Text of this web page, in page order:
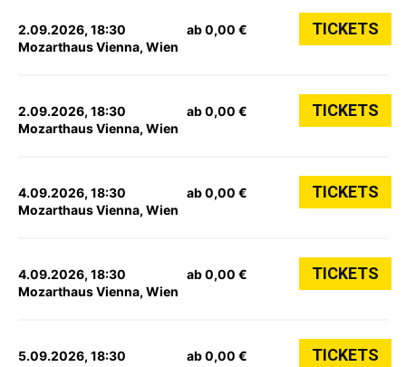
2.09.2026, 18:30
Mozarthaus Vienna, Wien
ab 0,00 € TICKETS
2.09.2026, 18:30
Mozarthaus Vienna, Wien
ab 0,00 € TICKETS
4.09.2026, 18:30
Mozarthaus Vienna, Wien
ab 0,00 € TICKETS
4.09.2026, 18:30
Mozarthaus Vienna, Wien
ab 0,00 € TICKETS
5.09.2026, 18:30
ab 0,00 € TICKETS